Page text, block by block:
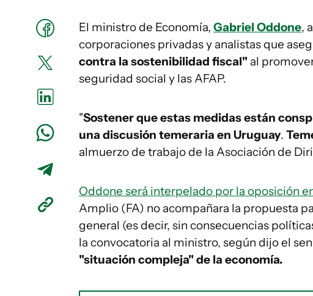
El ministro de Economía, Gabriel Oddone,
corporaciones privadas y analistas que
contra la sostenibilidad fiscal" al
seguridad social y las AFAP.
"Sostener que estas medidas están
una discusión temeraria en Uruguay.
almuerzo de trabajo de la Asociación de
Oddone será interpelado por la oposición
Amplio (FA) no acompañara la propuesta
general (es decir, sin consecuencias
la convocatoria al ministro, según dijo el
"situación compleja" de la economía.